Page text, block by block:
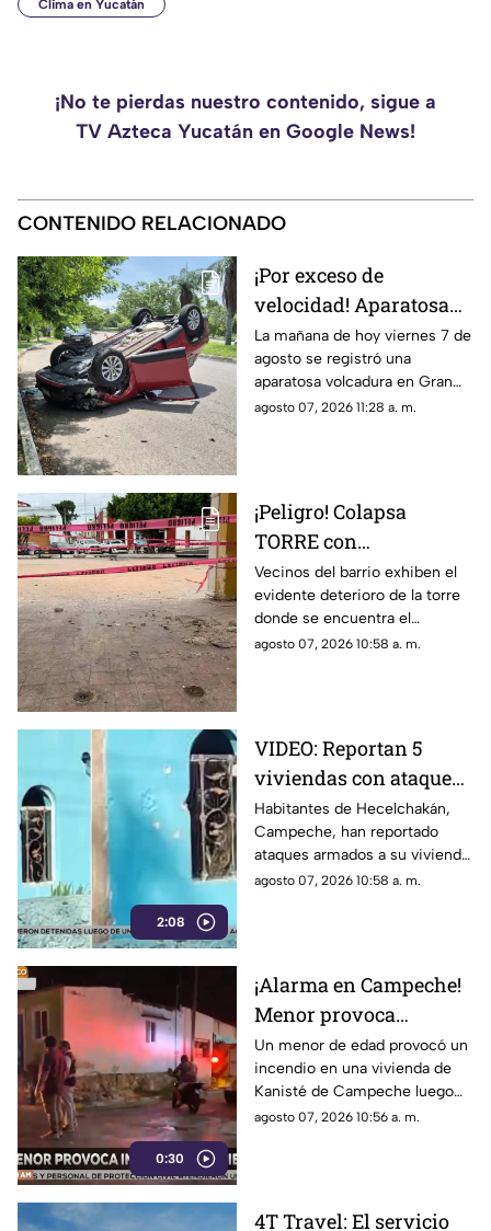
Clima en Yucatán
¡No te pierdas nuestro contenido, sigue a
TV Azteca Yucatán en Google News!
CONTENIDO RELACIONADO
¡Por exceso de
velocidad! Aparatosa
VOLCADURA hoy
viernes 7 de agosto en
San Pedro Cholul; ¿Hay
heridos?
La mañana de hoy viernes 7 de
agosto se registró una
aparatosa volcadura en Gran
San Pedro Cholul, al norte de la
agosto 07, 2026 11:28 a. m.
¡Peligro! Colapsa
TORRE con
emblemático RELOJ en
la Península de
Yucatán; enciende las
alarmas
Vecinos del barrio exhiben el
evidente deterioro de la torre
donde se encuentra el
emblemático reloj, destacando
agosto 07, 2026 10:58 a. m.
2:08
VIDEO: Reportan 5
viviendas con ataques
a disparos en
Hecelchakán en menos
de una semana
Habitantes de Hecelchakán,
Campeche, han reportado
ataques armados a su vivienda
en menos de una semana.
agosto 07, 2026 10:58 a. m.
0:30
¡Alarma en Campeche!
Menor provoca
INCENDIO en su
vivienda por jugar con
cerillos (+Video)
Un menor de edad provocó un
incendio en una vivienda de
Kanisté de Campeche luego
de que jugara con unos
agosto 07, 2026 10:56 a. m.
4T Travel: El servicio